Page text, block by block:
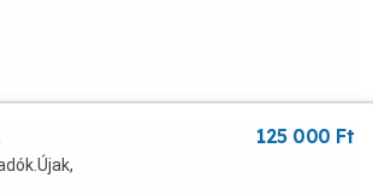
125 000 Ft